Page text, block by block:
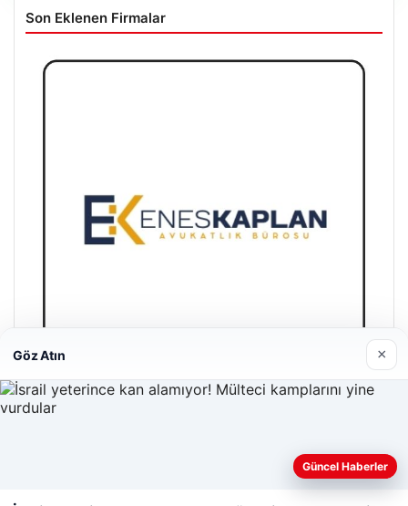
Son Eklenen Firmalar
Enes Kaplan Avukatlık Bürosu
Web sitemizi nasıl kullandığınızı daha iyi anlayabilmek,
Göz Atın ×
Güncel Haberler